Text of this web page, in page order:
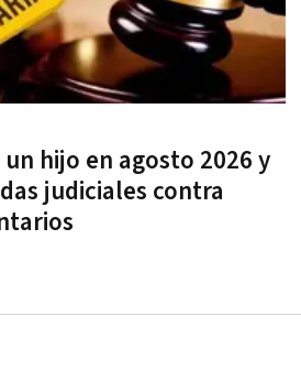
hijo en agosto 2026 y
judiciales contra